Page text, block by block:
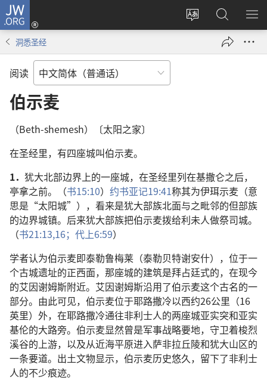
JW.ORG
更
登
录
（打
搜
索
JW.ORG
显
洞悉圣经
阅读
伯示麦
（Beth-shemesh）〔太阳之家〕
在圣经里，有四座城叫伯示麦。
1． 犹大北部边界上的一座城，在圣经里列在基撒仑之后，
亭拿之前。（书15:10） 约书亚记19:41称其为伊珥示麦（意
思是“太阳城”），看来是犹大部族北面与之毗邻的但部族
的边界城镇。后来犹大部族把伯示麦拨给利未人做祭司城。
（书21:13,16； 代上6:59）
学者认为伯示麦即泰勒鲁梅莱（泰勒贝特谢安什），位于一
个古城遗址的正西面，那座城的建筑是拜占廷式的，在现今
的艾因谢姆斯附近。艾因谢姆斯沿用了伯示麦这个古名的一
部分。由此可见，伯示麦位于耶路撒冷以西约26公里（16
英里）外，在耶路撒冷通往非利士人的两座城亚实突和亚实
基伦的大路旁。伯示麦显然曾是军事战略要地，守卫着梭烈
溪谷的上游，以及从近海平原进入萨非拉丘陵和犹大山区的
一条要道。出土文物显示，伯示麦历史悠久，留下了非利士
人的不少痕迹。